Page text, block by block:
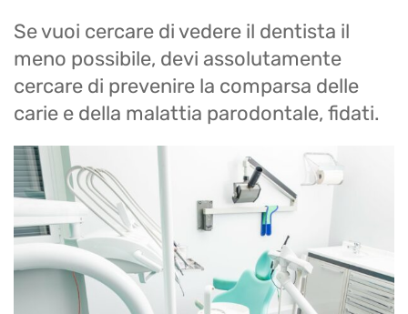
Se vuoi cercare di vedere il dentista il
meno possibile, devi assolutamente
cercare di prevenire la comparsa delle
carie e della malattia parodontale, fidati.